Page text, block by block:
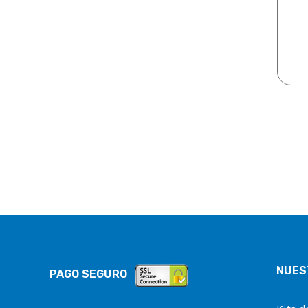
PAGO SEGURO